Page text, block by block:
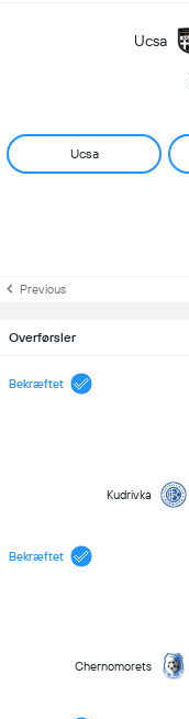
Ucsa
Ucsa
Previous
Overførsler
Bekræftet
Kudrivka
Bekræftet
Chernomorets